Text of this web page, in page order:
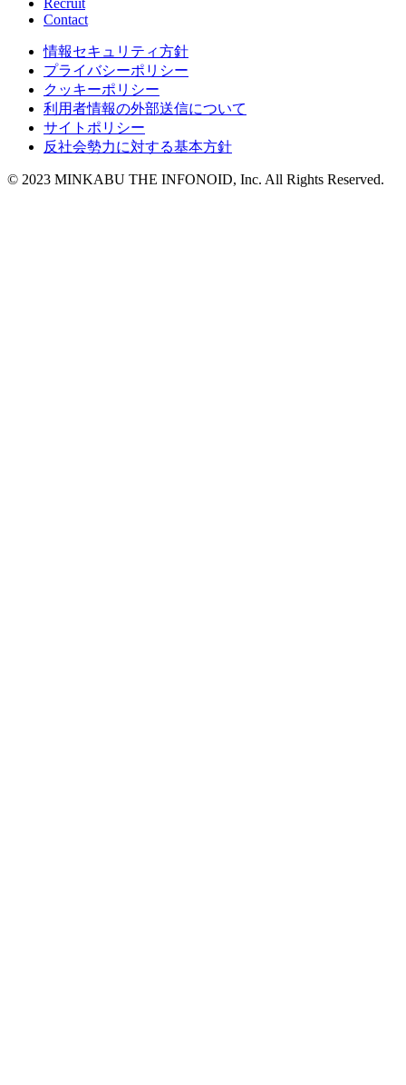
Recruit
Contact
情報セキュリティ方針
プライバシーポリシー
クッキーポリシー
利用者情報の外部送信について
サイトポリシー
反社会勢力に対する基本方針
© 2023 MINKABU THE INFONOID, Inc. All Rights Reserved.